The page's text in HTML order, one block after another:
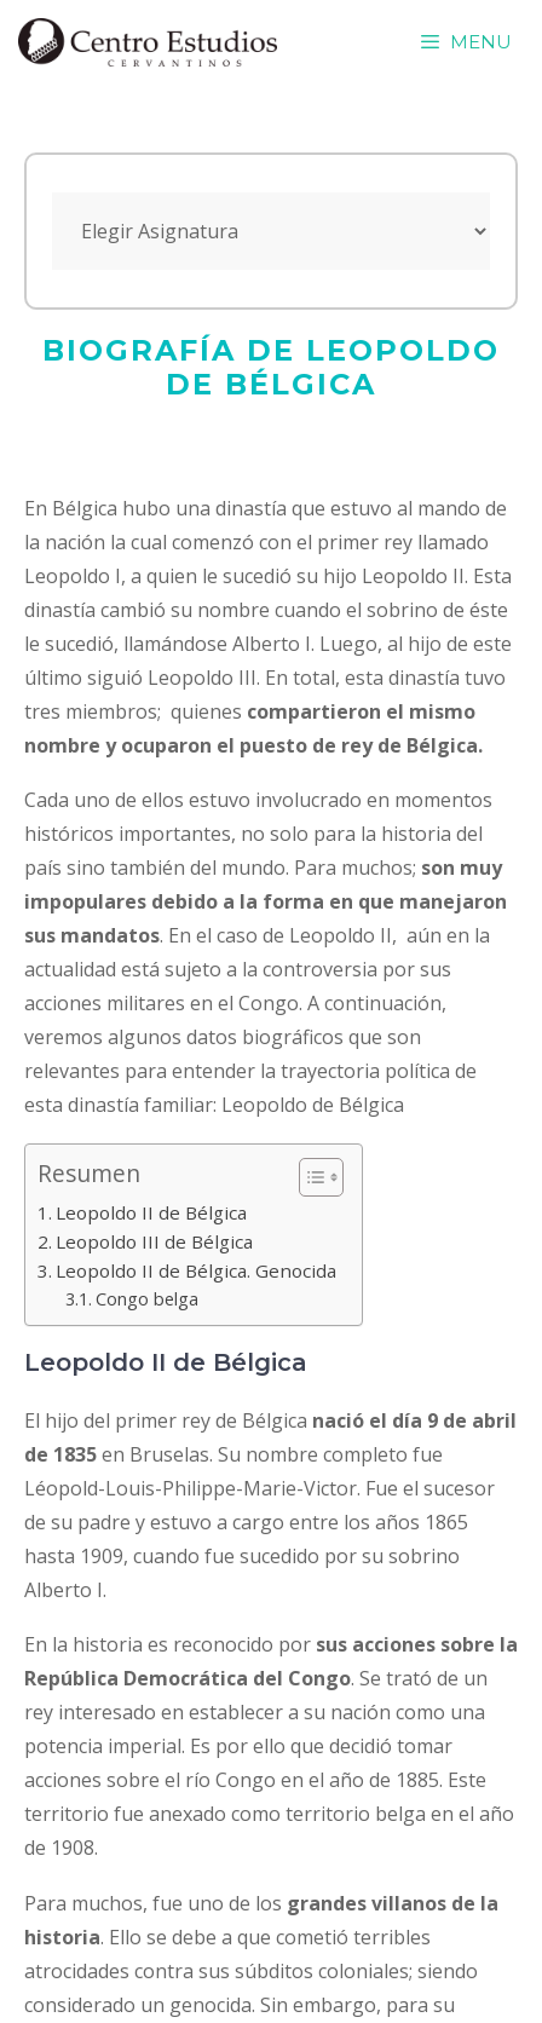
Saltar
MENU
BIOGRAFÍA DE LEOPOLDO
DE BÉLGICA
En Bélgica hubo una dinastía que estuvo al mando de
la nación la cual comenzó con el primer rey llamado
Leopoldo I, a quien le sucedió su hijo Leopoldo II. Esta
dinastía cambió su nombre cuando el sobrino de éste
le sucedió, llamándose Alberto I. Luego, al hijo de este
último siguió Leopoldo III. En total, esta dinastía tuvo
tres miembros; quienes compartieron el mismo
nombre y ocuparon el puesto de rey de Bélgica.
Cada uno de ellos estuvo involucrado en momentos
históricos importantes, no solo para la historia del
país sino también del mundo. Para muchos; son muy
impopulares debido a la forma en que manejaron
sus mandatos. En el caso de Leopoldo II, aún en la
actualidad está sujeto a la controversia por sus
acciones militares en el Congo. A continuación,
veremos algunos datos biográficos que son
relevantes para entender la trayectoria política de
esta dinastía familiar: Leopoldo de Bélgica
Resumen
Leopoldo II de Bélgica
Leopoldo III de Bélgica
Leopoldo II de Bélgica. Genocida
Congo belga
Leopoldo II de Bélgica
El hijo del primer rey de Bélgica nació el día 9 de abril
de 1835en Bruselas. Su nombre completo fue
Léopold-Louis-Philippe-Marie-Victor. Fue el sucesor
de su padre y estuvo a cargo entre los años 1865
hasta 1909, cuando fue sucedido por su sobrino
Alberto I.
En la historia es reconocido por sus acciones sobre la
República Democrática del Congo. Se trató de un
rey interesado en establecer a su nación como una
potencia imperial. Es por ello que decidió tomar
acciones sobre el río Congo en el año de 1885. Este
territorio fue anexado como territorio belga en el año
de 1908.
Para muchos, fue uno de los grandes villanos de la
historia. Ello se debe a que cometió terribles
atrocidades contra sus súbditos coloniales; siendo
considerado un genocida. Sin embargo, para su